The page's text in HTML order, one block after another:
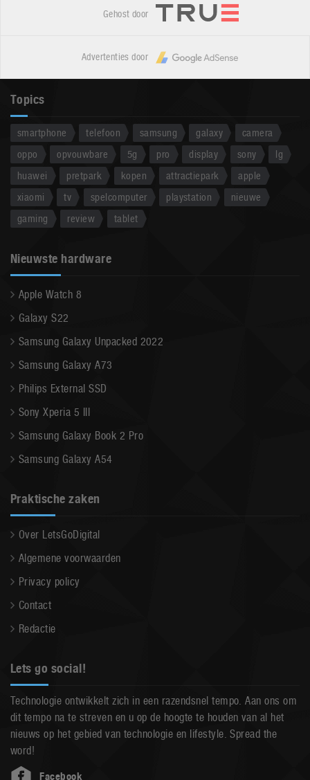
Gehost door
Advertenties door
Topics
smartphone telefoon samsung galaxy
camera
oppo
opvouwbare 5g pro display sony
lg
huawei
pretpark kopen attractiepark
apple
xiaomi
tv spelcomputer playstation
nieuwe
gaming
review tablet
Nieuwste hardware
Apple Watch 8
Galaxy S22
Samsung Galaxy Unpacked 2022
Samsung Galaxy A73
Philips External SSD
Sony Xperia 5 III
Samsung Galaxy Book 2 Pro
Samsung Galaxy A54
Praktische zaken
Over LetsGoDigital
Algemene voorwaarden
Privacy policy
Contact
Redactie
Lets go social!
Technologie ontwikkelt zich in een razendsnel tempo. Aan ons om
dit tempo na te streven en u op de hoogte te houden van al het
nieuws op het gebied van technologie en lifestyle. Spread the
word!
Facebook